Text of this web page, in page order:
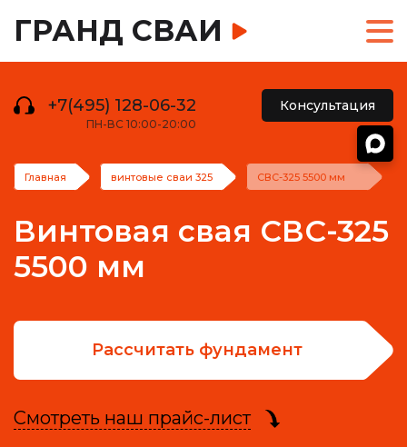
ГРАНД СВАИ
+7(495) 128-06-32
ПН-ВС 10:00-20:00
Консультация
Главная винтовые сваи 325 СВС-325 5500 мм
Винтовая свая СВС-325
5500 мм
Рассчитать фундамент
Смотреть наш прайс-лист